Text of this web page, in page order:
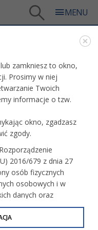
zamkniesz to okno,
Prosimy w niej
Twoich
informacje o tzw.
okno, zgadzasz
zgody.
2016/679 z dnia 27
osób fizycznych
osobowych i w
danych oraz
jako RODO, GDPR
Danych